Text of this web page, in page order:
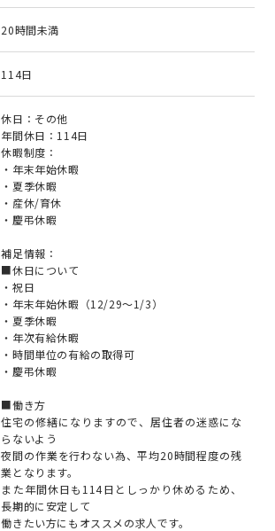
20時間未満
114日
休日：その他
年間休日：114日
休暇制度：
・年末年始休暇
・夏季休暇
・産休/育休
・慶弔休暇
補足情報：
■休日について
・祝日
・年末年始休暇（12/29～1/3）
・夏季休暇
・年次有給休暇
・時間単位の有給の取得可
・慶弔休暇
■働き方
住宅の修繕になりますので、居住者の迷惑にな
らないよう
夜間の作業を行わない為、平均20時間程度の残
業となります。
また年間休日も114日としっかり休めるため、
長期的に安定して
働きたい方にもオススメの求人です。